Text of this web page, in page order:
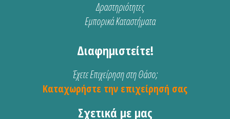
Δραστηριότητες
Εμπορικά Καταστήματα
Διαφημιστείτε!
Έχετε Επιχείρηση στη Θάσο;
Καταχωρήστε την επιχείρησή σας
Σχετικά με μας